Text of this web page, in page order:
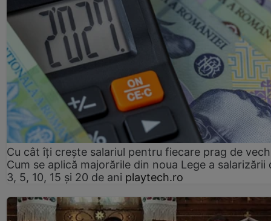
Cu cât îți crește salariul pentru fiecare prag de
Cum se aplică majorările din noua Lege a salarizării
3, 5, 10, 15 și 20 de ani playtech.ro